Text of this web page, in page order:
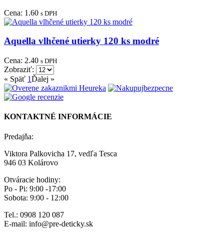
Cena: 1.60 s DPH
Aquella vlhčené utierky 120 ks modré
Cena: 2.40 s DPH
Zobraziť:
« Späť 1Ďalej »
KONTAKTNÉ INFORMÁCIE
Predajňa:
Viktora Palkovicha 17, vedľa Tesca
946 03 Kolárovo
Otváracie hodiny:
Po - Pi: 9:00 -17:00
Sobota: 9:00 - 12:00
Tel.: 0908 120 087
E-mail: info@pre-deticky.sk